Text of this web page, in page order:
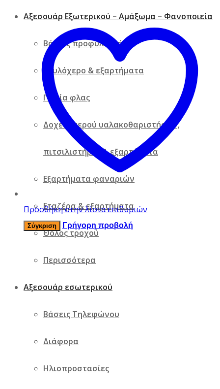
Αξεσουάρ Εξωτερικού – Αμάξωμα – Φανοποιεία
Βάσεις προφυλακτήρα
Γρυλόχερο & εξαρτήματα
Γωνία φλας
Δοχείο νερού υαλακοθαριστήρων,
πιτσιλιστήρια & εξαρτήματα
Εξαρτήματα φαναριών
Εταζέρα & εξαρτήματα
Θόλος τροχού
Περισσότερα
Αξεσουάρ εσωτερικού
Βάσεις Τηλεφώνου
Διάφορα
Ηλιοπροστασίες
Πρόσθήκη στην λίστα επιθυμιών
Σύγκριση Γρήγορη προβολή